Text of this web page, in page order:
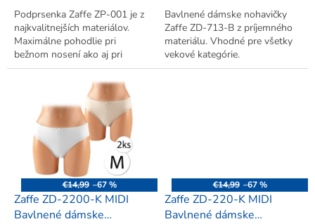
Podprsenka Zaffe ZP-001 je z
najkvalitnejších materiálov.
Maximálne pohodlie pri
bežnom nosení ako aj pri
aktívnom pohybe. Bez výstuže.
Nastaviteľné ramienka.
Bavlnené dámske nohavičky
Zaffe ZD-713-B z príjemného
materiálu. Vhodné pre všetky
vekové kategórie.
€14,99 –67 %
Zaffe ZD-2200-K MIDI
Bavlnené dámske
€14,99 –67 %
Zaffe ZD-220-K MIDI
Bavlnené dámske